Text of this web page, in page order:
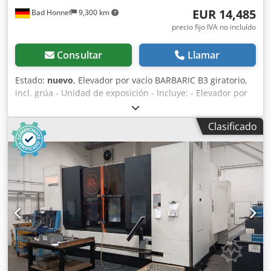
Bad Honnef 9,300 km EUR 14,485
precio fijo IVA no incluído
Consultar Llamar
Estado: nuevo, Elevador por vacío BARBARIC B3 giratorio,
incl. grúa - Unidad de exposición - Incluye: - Elevador por
vacío BARBARIC uniWood UWL 3, 150 kg Transporte vertical
y horizontal de tableros planos comerciales tableros
comerciales (tableros revestidos tableros de madera
natural) hasta un tamaño de tablero de 3.000 x 2.100 mm -
un rango de inclinación de 90° con mecanismo de
inclinación neumático - completa con polipasto y
dispositivos de seguridad correspondientes Cedpfx Asu R
Szaecfjrf dispositivos de seguridad (manómetro de vacío y
manual con dispositivo de seguridad mecánico) -
travesaño uniWood con 2 discos de aspiración Ø 270 mm
en un travesaño ajustable (longitud de la traviesa: 1.500
mm) Incluye: - Versión BARBARIC uniWood reforzada
opcional para tableros fácilmente permeables Capacidad
Clasificado